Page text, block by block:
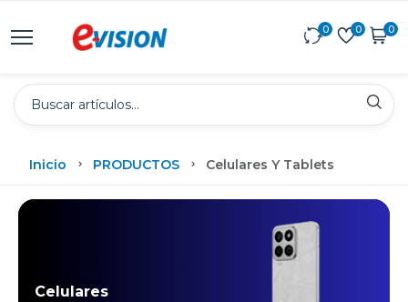
0 0 0
Inicio PRODUCTOS Celulares Y Tablets
Celulares